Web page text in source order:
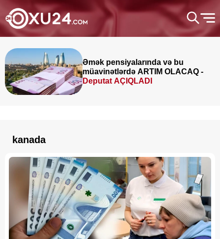
Əmək pensiyalarında və bu
müavinətlərdə ARTIM OLACAQ -
Deputat AÇIQLADI
kanada